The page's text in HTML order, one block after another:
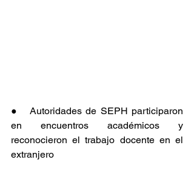
●   Autoridades de SEPH participaron
en encuentros académicos y
reconocieron el trabajo docente en el
extranjero